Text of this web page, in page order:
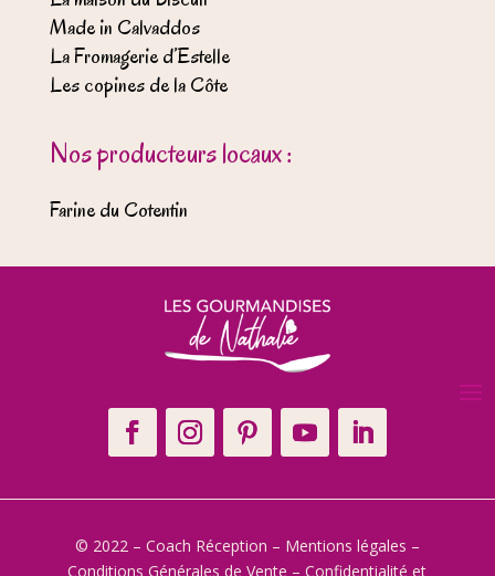
Made in Calvaddos
La Fromagerie d’Estelle
Les copines de la Côte
Nos producteurs locaux :
Farine du Cotentin
© 2022 – Coach Réception – Mentions légales –
Conditions Générales de Vente –Confidentialité et